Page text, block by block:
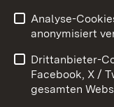
Datenschutz
Analyse-
anonymisiert
Drittanbieter-
Facebook, X /
gesamten